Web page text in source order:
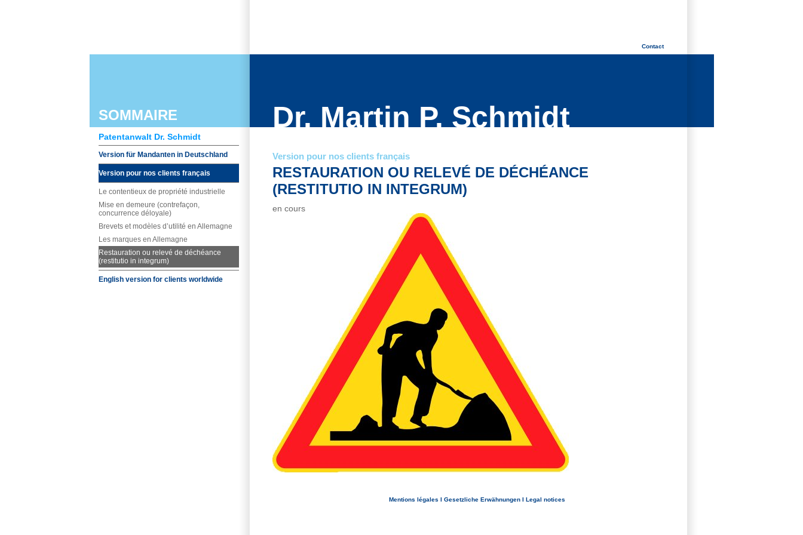
SOMMAIRE Dr. Martin P. Schmidt
Patentanwalt Dr. Schmidt
Version für Mandanten in Deutschland
Version pour nos clients français
Le contentieux de propriété industrielle
Mise en demeure (contrefaçon,
concurrence déloyale)
Brevets et modèles d’utilité en Allemagne
Les marques en Allemagne
Restauration ou relevé de déchéance
(restitutio in integrum)
English version for clients worldwide
Version pour nos clients français
RESTAURATION OU RELEVÉ DE DÉCHÉANCE
(RESTITUTIO IN INTEGRUM)
en cours
Mentions légales I Gesetzliche Erwähnungen I Legal notices
Contact